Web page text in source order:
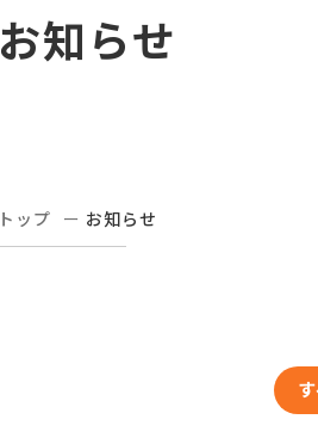
お知らせ
トップ お知らせ